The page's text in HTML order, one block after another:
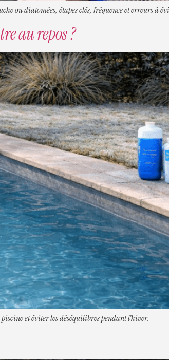
ou diatomées, étapes clés, fréquence et erreurs à
au repos ?
et éviter les déséquilibres pendant l’hiver.